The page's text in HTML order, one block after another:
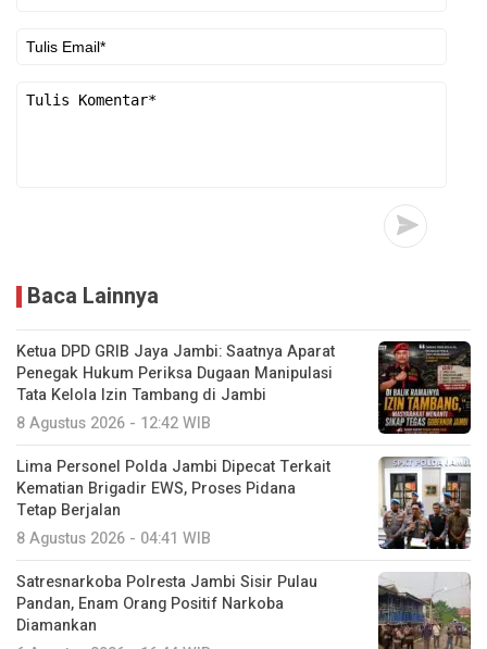
Baca Lainnya
Ketua DPD GRIB Jaya Jambi: Saatnya Aparat
Penegak Hukum Periksa Dugaan Manipulasi
Tata Kelola Izin Tambang di Jambi
8 Agustus 2026 - 12:42 WIB
Lima Personel Polda Jambi Dipecat Terkait
Kematian Brigadir EWS, Proses Pidana
Tetap Berjalan
8 Agustus 2026 - 04:41 WIB
Satresnarkoba Polresta Jambi Sisir Pulau
Pandan, Enam Orang Positif Narkoba
Diamankan